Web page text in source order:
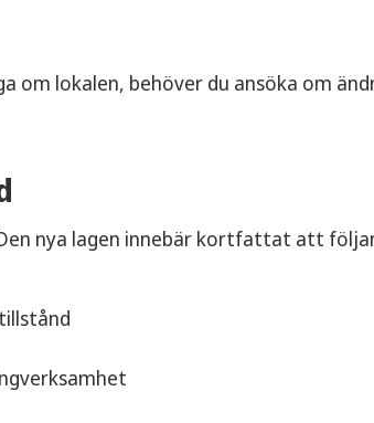
så kan du i efterhand korrigera din
tar cirka 4–8 veckor,
av din verksamhet.
handläggningstid på 2–4 veckor och
på 4-6 veckor.
om lokalen, behöver du ansöka om
nya lagen innebär kortfattat att